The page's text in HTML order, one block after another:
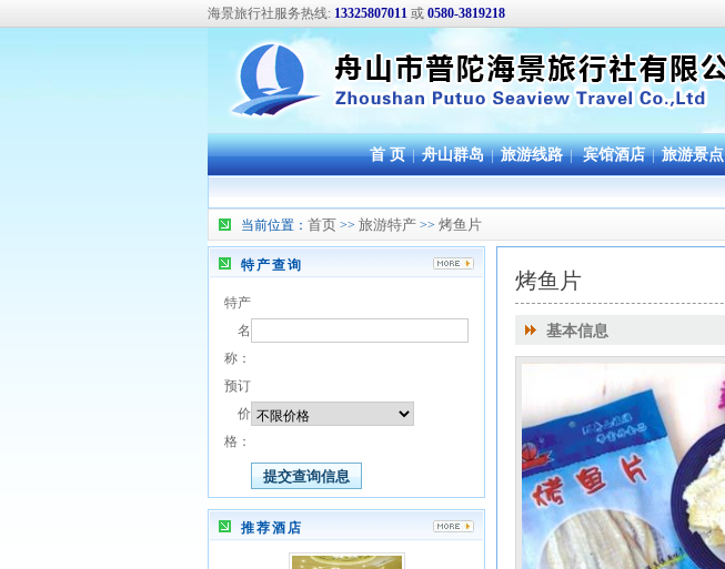
海景旅行社服务热线: 13325807011 或 0580-3819218
首 页 | 舟山群岛 | 旅游线路 | 宾馆酒店 | 旅游景点
当前位置： 首页 >> 旅游特产 >> 烤鱼片
特产查询
特产
名
称：
预订
价
格：
推荐酒店
烤鱼片
基本信息